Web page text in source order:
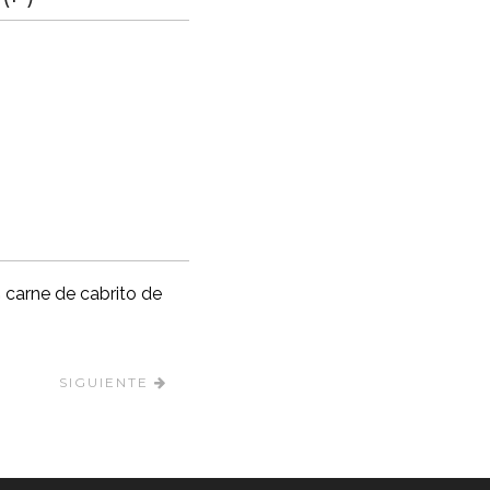
carne de cabrito de
SIGUIENTE